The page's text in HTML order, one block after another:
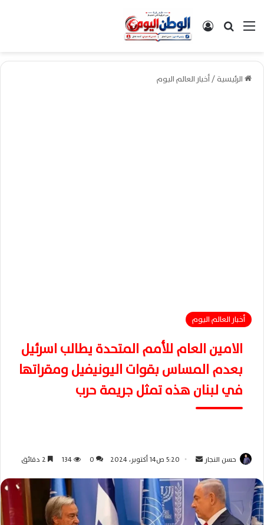
القائمةبحث عن تسجيل الدخول
الرئيسية/أخبار العالم اليوم
أخبار العالم اليوم
الامين العام للأمم المتحدة يطالب اسرئيل
بعدم المساس بقوات اليونيفيل ومقراتها
في لبنان هذه تمثل جريمة حرب
حسن النجار
س
ل
ب
5:20 ص14 أكتوبر، 2024 0
134